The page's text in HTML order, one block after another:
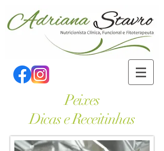
Peixes
Dicas e Receitinhas